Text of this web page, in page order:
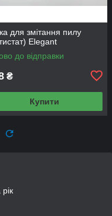
для змітання пилу
Elegant
до відправки
₴
Купити